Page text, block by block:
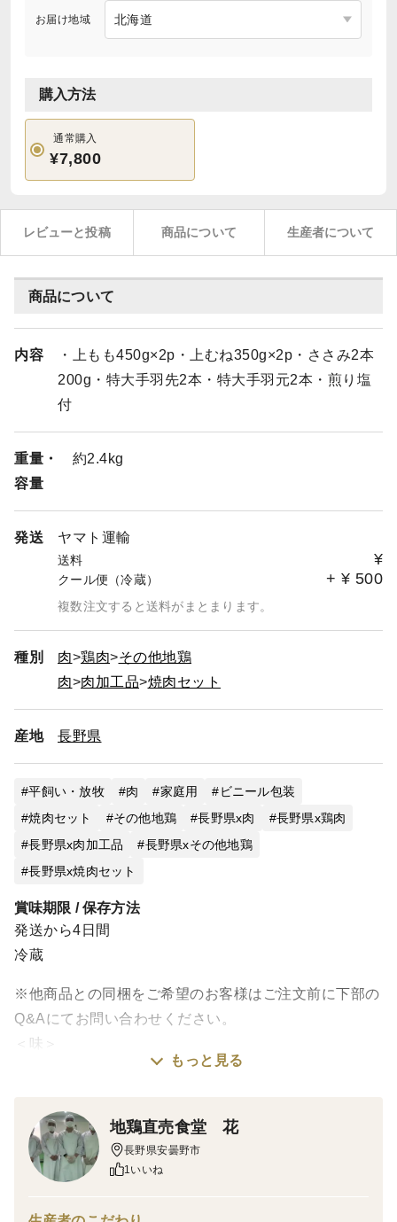
お届け地域
購入方法
通常購入
¥7,800
レビューと投稿 商品について 生産者について
商品について
内容
・上もも450g×2p・上むね350g×2p・ささみ2本
200g・特大手羽先2本・特大手羽元2本・煎り塩
付
重量・
容量
約2.4kg
発送 ヤマト運輸
送料 ¥
クール便（冷蔵） + ¥ 500
複数注文すると送料がまとまります。
種別 肉 鶏肉
その他地鶏
肉
肉加工品 焼肉セット
産地 長野県
平飼い・放牧 肉 家庭用
ビニール包装
焼肉セット
その他地鶏 長野県x肉
長野県x鶏肉
長野県x肉加工品
長野県xその他地鶏
長野県x焼肉セット
賞味期限 / 保存方法
発送から4日間
冷蔵
※他商品との同梱をご希望のお客様はご注文前に下部の
Q&Aにてお問い合わせください。
＜味＞
鶏と言っても、最高級地鶏を焼肉で食べてもらいたい。
焼くだけ！
味はもちろん適度な歯ごたえと上質な鶏脂、美肌健康に
とても良いコラーゲン、ご自宅バーベキューなどに最高
＜産地の特徴こだわり＞
もっと見る
地鶏直売食堂 花
長野県安曇野市
1いいね